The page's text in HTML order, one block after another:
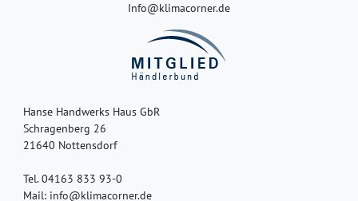
Info@klimacorner.de
Hanse Handwerks Haus GbR
Schragenberg 26
21640 Nottensdorf
Tel. 04163 833 93-0
Mail: info@klimacorner.de